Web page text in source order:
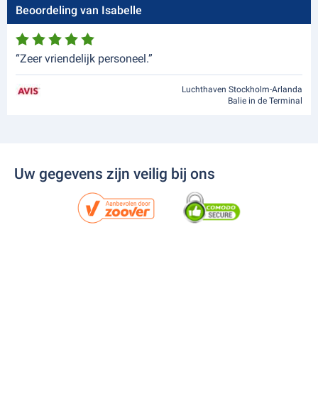
Beoordeling van Isabelle
“Zeer vriendelijk personeel.”
Luchthaven Stockholm-Arlanda
Balie in de Terminal
Uw gegevens zijn veilig bij ons